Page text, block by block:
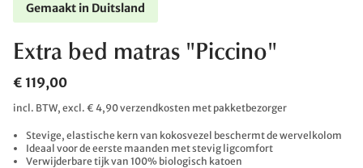
Gemaakt in Duitsland
Extra bed matras "Piccino"
€ 119,00
incl. BTW, excl. € 4,90 verzendkosten met pakketbezorger
Stevige, elastische kern van kokosvezel beschermt de wervelkolom
Ideaal voor de eerste maanden met stevig ligcomfort
Verwijderbare tijk van 100% biologisch katoen